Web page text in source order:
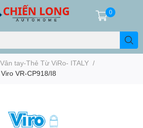
0
tay-Thẻ Từ ViRo- ITALY /
VR-CP918/I8